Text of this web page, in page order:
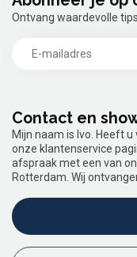
Contact en
Mijn naam is Ivo. Heeft
onze klantenservice
afspraak met een van
Rotterdam. Wij
Ontvang waardevolle